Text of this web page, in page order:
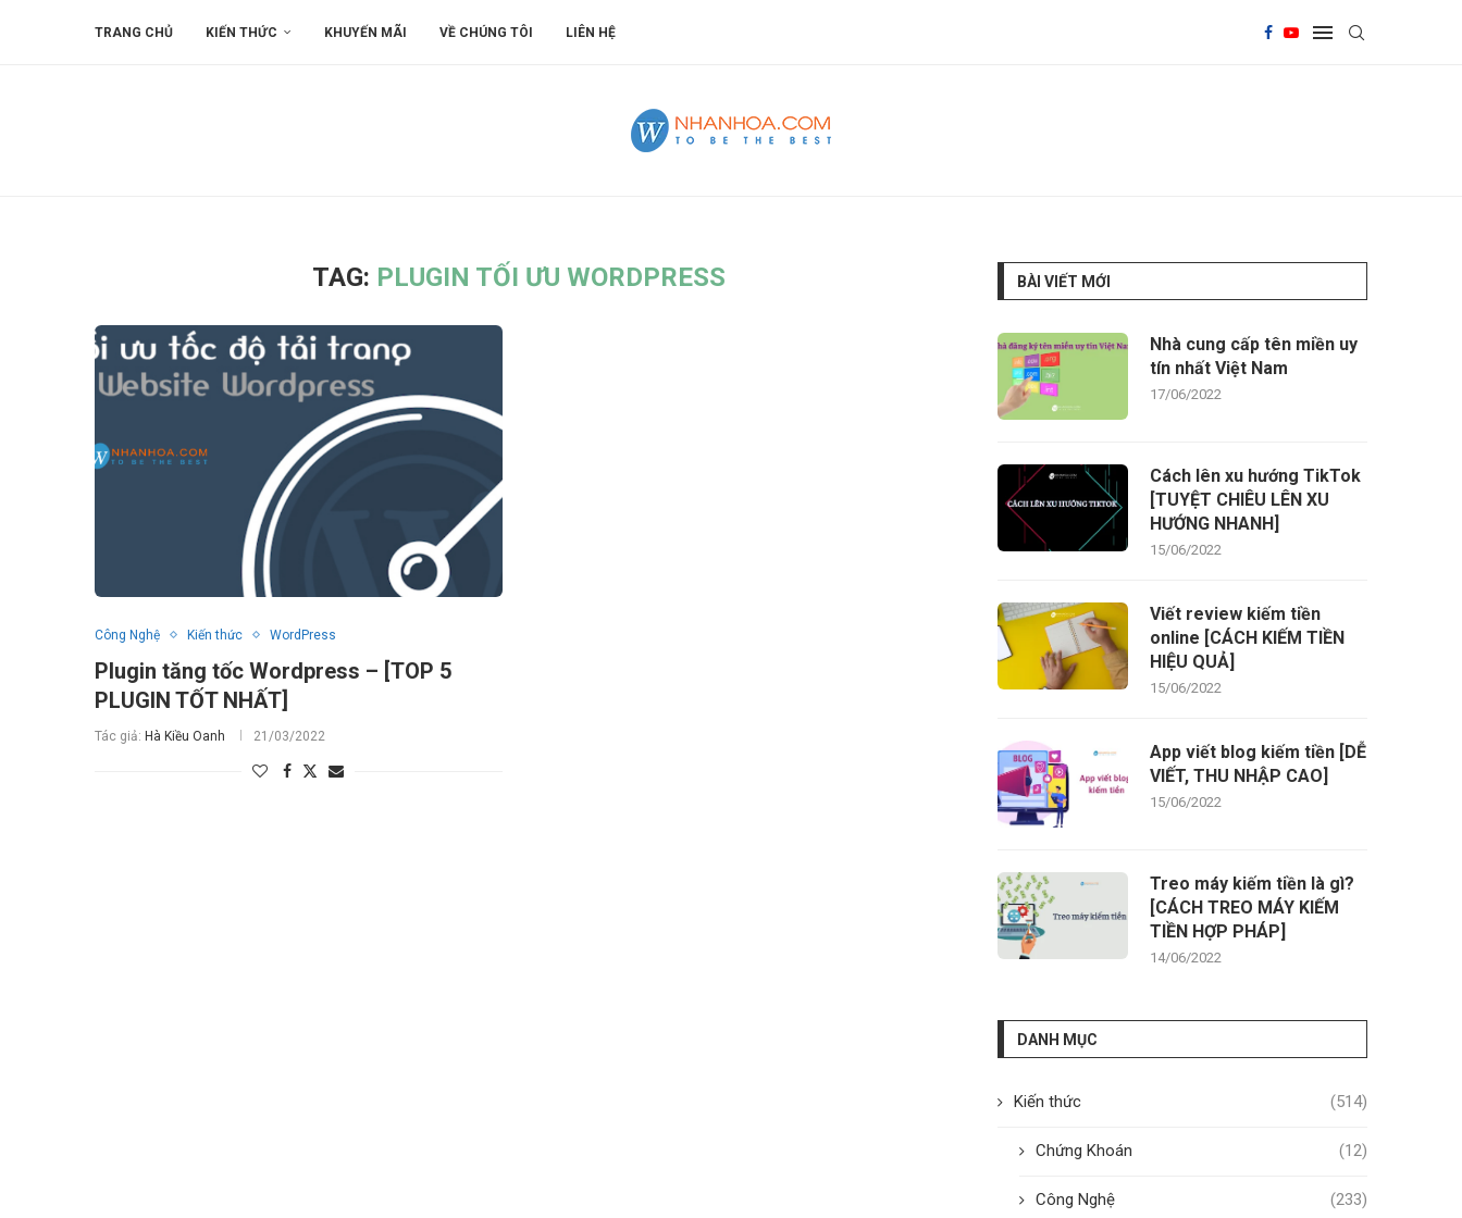
TRANG CHỦ KIẾN THỨC KHUYẾN MÃI VỀ CHÚNG TÔI LIÊN HỆ
TAG: PLUGIN TỐI ƯU WORDPRESS
Công Nghệ Kiến thức WordPress
Plugin tăng tốc Wordpress – [TOP 5
PLUGIN TỐT NHẤT]
Tác giả: Hà Kiều Oanh 21/03/2022
BÀI VIẾT MỚI
Nhà cung cấp tên miền uy
tín nhất Việt Nam
17/06/2022
Cách lên xu hướng TikTok
[TUYỆT CHIÊU LÊN XU
HƯỚNG NHANH]
15/06/2022
Viết review kiếm tiền
online [CÁCH KIẾM TIỀN
HIỆU QUẢ]
15/06/2022
App viết blog kiếm tiền [DỄ
VIẾT, THU NHẬP CAO]
15/06/2022
Treo máy kiếm tiền là gì?
[CÁCH TREO MÁY KIẾM
TIỀN HỢP PHÁP]
14/06/2022
DANH MỤC
Kiến thức (514)
Chứng Khoán (12)
Công Nghệ (233)